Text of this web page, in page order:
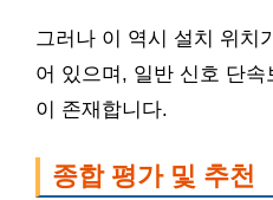
그러나 이 역시 설치 위치
어 있으며, 일반 신호 단
이 존재합니다.
종합 평가 및 추천